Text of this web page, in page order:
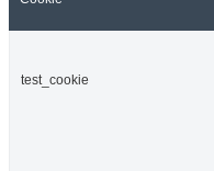
test_cookie